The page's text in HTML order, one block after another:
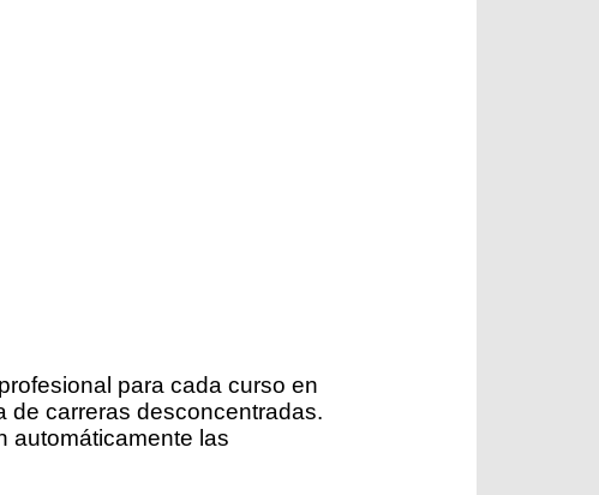
para cada curso en
de carreras desconcentradas.
automáticamente las